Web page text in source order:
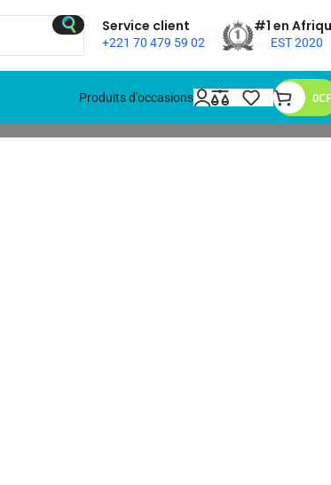
Service client
+221 70 479 59 02
#1 en
EST 2020
Produits d'occasions 0